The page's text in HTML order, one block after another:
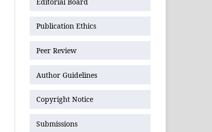
Publication Ethics
Peer Review
Author Guidelines
Copyright Notice
Submissions